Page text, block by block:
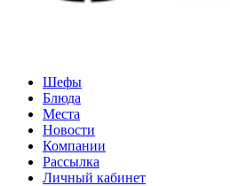
Шефы
Блюда
Места
Новости
Компании
Рассылка
Личный кабинет